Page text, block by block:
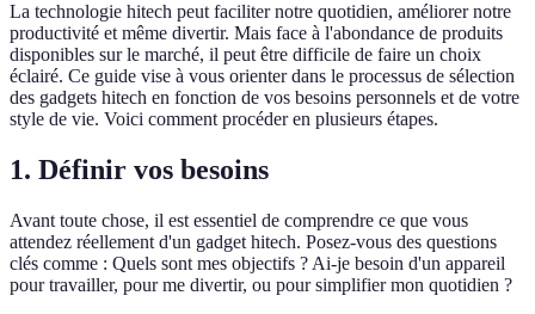
La technologie hitech peut faciliter notre quotidien, améliorer notre
productivité et même divertir. Mais face à l'abondance de produits
disponibles sur le marché, il peut être difficile de faire un choix
éclairé. Ce guide vise à vous orienter dans le processus de sélection
des gadgets hitech en fonction de vos besoins personnels et de votre
style de vie. Voici comment procéder en plusieurs étapes.
1. Définir vos besoins
Avant toute chose, il est essentiel de comprendre ce que vous
attendez réellement d'un gadget hitech. Posez-vous des questions
clés comme : Quels sont mes objectifs ? Ai-je besoin d'un appareil
pour travailler, pour me divertir, ou pour simplifier mon quotidien ?